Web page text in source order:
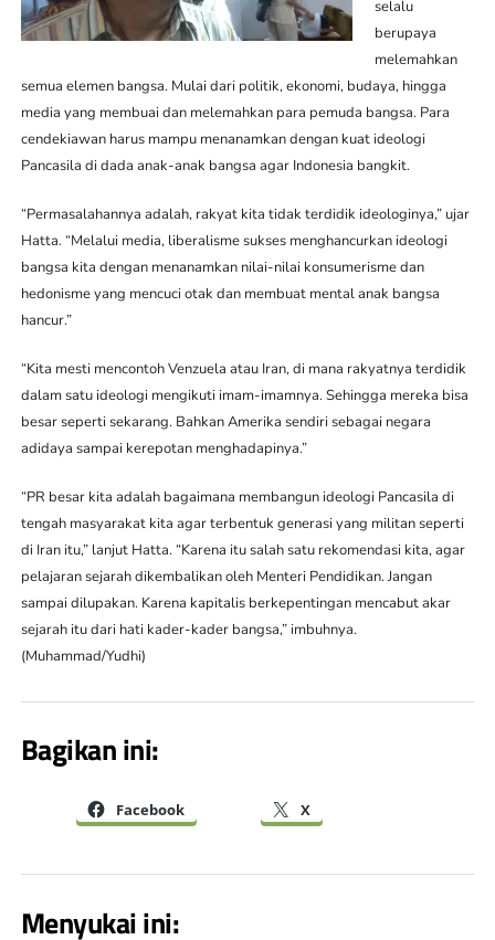
selalu
berupaya
melemahkan
semua elemen bangsa. Mulai dari politik, ekonomi, budaya, hingga
media yang membuai dan melemahkan para pemuda bangsa. Para
cendekiawan harus mampu menanamkan dengan kuat ideologi
Pancasila di dada anak-anak bangsa agar Indonesia bangkit.
“Permasalahannya adalah, rakyat kita tidak terdidik ideologinya,” ujar
Hatta. “Melalui media, liberalisme sukses menghancurkan ideologi
bangsa kita dengan menanamkan nilai-nilai konsumerisme dan
hedonisme yang mencuci otak dan membuat mental anak bangsa
hancur.”
“Kita mesti mencontoh Venzuela atau Iran, di mana rakyatnya terdidik
dalam satu ideologi mengikuti imam-imamnya. Sehingga mereka bisa
besar seperti sekarang. Bahkan Amerika sendiri sebagai negara
adidaya sampai kerepotan menghadapinya.”
“PR besar kita adalah bagaimana membangun ideologi Pancasila di
tengah masyarakat kita agar terbentuk generasi yang militan seperti
di Iran itu,” lanjut Hatta. “Karena itu salah satu rekomendasi kita, agar
pelajaran sejarah dikembalikan oleh Menteri Pendidikan. Jangan
sampai dilupakan. Karena kapitalis berkepentingan mencabut akar
sejarah itu dari hati kader-kader bangsa,” imbuhnya.
(Muhammad/Yudhi)
Bagikan ini:
Facebook X
Menyukai ini: